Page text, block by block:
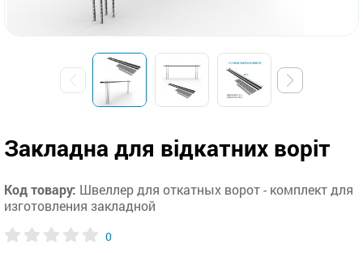
Закладна для відкатних воріт
Код товару: Швеллер для откатных ворот - комплект для
изготовления закладной
0